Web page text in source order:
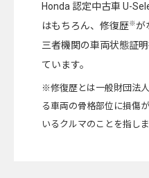
Honda 認定中古車 U-
はもちろん、修復歴※が
三者機関の車両状態証
ています。
※修復歴とは一般財団法
る車両の骨格部位に損傷
いるクルマのことを指しま